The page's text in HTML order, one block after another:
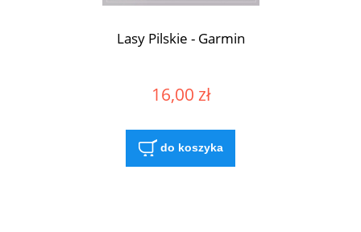
Lasy Pilskie - Garmin
16,00 zł
do koszyka